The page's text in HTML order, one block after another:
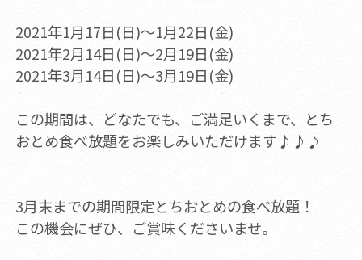
2021年1月17日(日)～1月22日(金)
2021年2月14日(日)～2月19日(金)
2021年3月14日(日)～3月19日(金)
この期間は、どなたでも、ご満足いくまで、とち
おとめ食べ放題をお楽しみいただけます♪♪♪
3月末までの期間限定とちおとめの食べ放題！
この機会にぜひ、ご賞味くださいませ。